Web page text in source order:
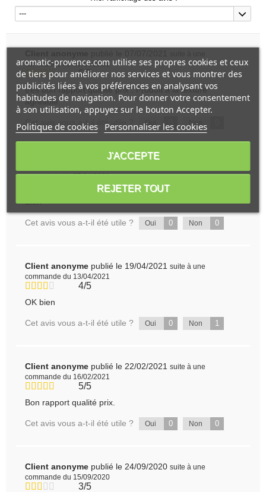
---
commande du 30/06/2021
5/5
très bon rapport qualité prix . Produit à la texture
agréable.
Cet avis vous a-t-il été utile ? Oui Non
commande du 27/04/2021
Bien
Cet avis vous a-t-il été utile ? Oui 0 Non 0
Client anonyme publié le 19/04/2021 suite à une
commande du 13/04/2021
4/5
OK bien
Cet avis vous a-t-il été utile ? Oui 0 Non 1
Client anonyme publié le 22/02/2021 suite à une
commande du 16/02/2021
5/5
Bon rapport qualité prix.
Cet avis vous a-t-il été utile ? Oui 0 Non 0
Client anonyme publié le 24/09/2020 suite à une
commande du 15/09/2020
3/5
aromatic-provence.com utilise ses propres cookies et ceux
de tiers pour améliorer nos services et vous montrer des
publicités liées à vos préférences en analysant vos
habitudes de navigation. Pour donner votre consentement
à son utilisation, appuyez sur le bouton Accepter.
Politique de cookies Personnaliser les cookies
REJETER TOUT
J'ACCEPTE